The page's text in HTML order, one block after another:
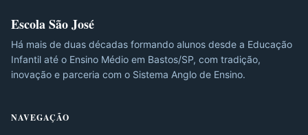
Escola São José
Há mais de duas décadas formando alunos desde a Educação
Infantil até o Ensino Médio em Bastos/SP, com tradição,
inovação e parceria com o Sistema Anglo de Ensino.
NAVEGAÇÃO